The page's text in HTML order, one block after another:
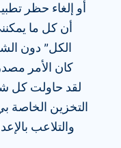
أو إلغاء حظر
أن كل ما
الكل” دون
كان الأمر
لقد حاولت كل
التخزين الخاصة
والتلاعب